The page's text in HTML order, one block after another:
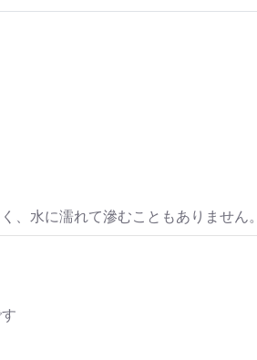
、水に濡れて滲むこともありません。